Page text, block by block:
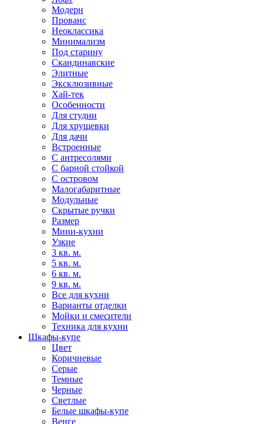
Модерн
Прованс
Неоклассика
Минимализм
Под старину
Скандинавские
Элитные
Эксклюзивные
Хай-тек
Особенности
Для студии
Для хрущевки
Для дачи
Встроенные
С антресолями
С барной стойкой
С островом
Малогабаритные
Модульные
Скрытые ручки
Размер
Мини-кухни
Узкие
3 кв. м.
5 кв. м.
6 кв. м.
9 кв. м.
Все для кухни
Варианты отделки
Мойки и смесители
Техника для кухни
Шкафы-купе
Цвет
Коричневые
Серые
Темные
Черные
Светлые
Белые шкафы-купе
Венге